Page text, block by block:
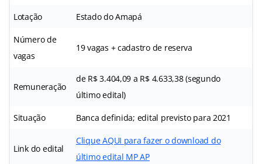
Lotação Estado do Amapá
Número de
vagas
19 vagas + cadastro de reserva
Remuneração
de R$ 3.404,09 a R$ 4.633,38 (segundo
último edital)
Situação Banca definida; edital previsto para 2021
Link do edital
Clique AQUI para fazer o download do
último edital MP AP